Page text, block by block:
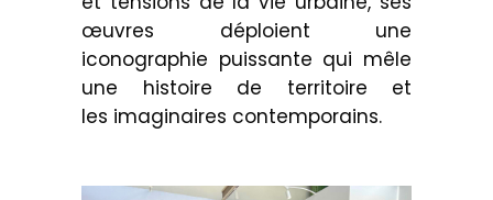
œuvres déploient une
iconographie puissante qui mêle
une histoire de territoire et
les imaginaires contemporains.